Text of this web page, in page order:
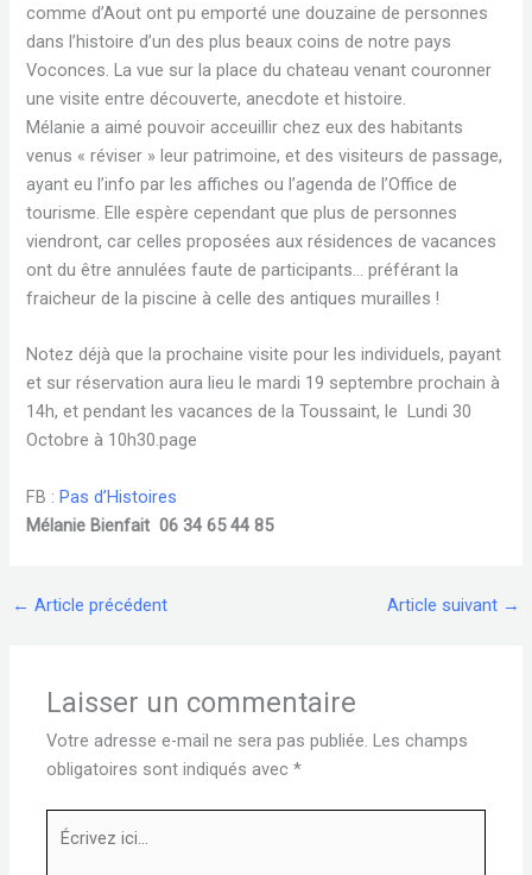
comme d’Aout ont pu emporté une douzaine de personnes
dans l’histoire d’un des plus beaux coins de notre pays
Voconces. La vue sur la place du chateau venant couronner
une visite entre découverte, anecdote et histoire.
Mélanie a aimé pouvoir acceuillir chez eux des habitants
venus « réviser » leur patrimoine, et des visiteurs de passage,
ayant eu l’info par les affiches ou l’agenda de l’Office de
tourisme. Elle espère cependant que plus de personnes
viendront, car celles proposées aux résidences de vacances
ont du être annulées faute de participants… préférant la
fraicheur de la piscine à celle des antiques murailles !
Notez déjà que la prochaine visite pour les individuels, payant
et sur réservation aura lieu le mardi 19 septembre prochain à
14h, et pendant les vacances de la Toussaint, le Lundi 30
Octobre à 10h30.page
FB :Pas d’Histoires
Mélanie Bienfait 06 34 65 44 85
← Article précédent Article suivant →
Laisser un commentaire
Votre adresse e-mail ne sera pas publiée. Les champs
obligatoires sont indiqués avec*
Écrivez